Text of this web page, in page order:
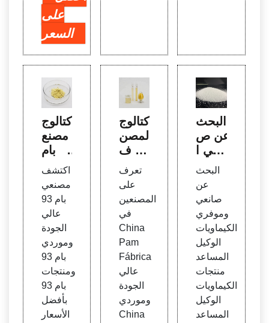
على
السعر
كتالوج
مصنع
ي بام
93 عا
جودة
3
اكتشف
مصنعي
بام 93
عالي
الجودة
وموردي
بام 93
ومنتجات
بام 93
بأفضل
الأسعار
كتالوج
المصن
عين ف
ي الص
ين Pa
m Fá
brica
de Hi
gh
تعرف
على
المصنعين
في
China
Pam
Fábrica
عالي
الجودة
وموردي
China
البحث
عن ص
انعي ا
لكيماو
يات ال
وكيل
المسا
عد
البحث
عن
صانعي
وموفري
الكيماويات
الوكيل
المساعد
منتجات
الكيماويات
الوكيل
المساعد